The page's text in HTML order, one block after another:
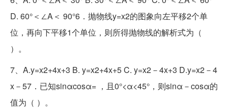
D. 60°＜∠A＜ 90°6．抛物线y=x2的图象向左平移2个单
位，再向下平移1个单位，则所得抛物线的解析式为（
）。
7、A.y=x2+4x+3 B. y=x2+4x+5 C. y=x2－4x+3 D.y=x2－4
x－57．已知sinαcosα= ，且0°<α<45°，则sinα－cosα的
值为（ ）。